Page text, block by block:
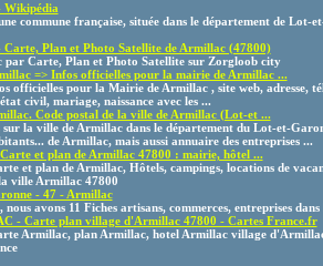
commune française, située dans le département de Lot-
Plan et Photo Satellite de Armillac (47800)
par Carte, Plan et Photo Satellite sur Zorgloob city
=> Infos officielles pour la mairie de Armillac ...
officielles pour la Mairie de Armillac , site web, adresse,
civil, mariage, naissance avec les ...
Code postal de la ville de Armillac (Lot-et ...
la ville de Armillac dans le département du Lot-et-
de Armillac, mais aussi annuaire des entreprises ...
et plan de Armillac 47800 : mairie, hôtel ...
et plan de Armillac, Hôtels, campings, locations de
ville Armillac 47800
- 47 - Armillac
nous avons 11 Fiches artisans, commerces, entreprises
- Carte plan village d'Armillac 47800 - Cartes France.fr
Armillac, plan Armillac, hotel Armillac village